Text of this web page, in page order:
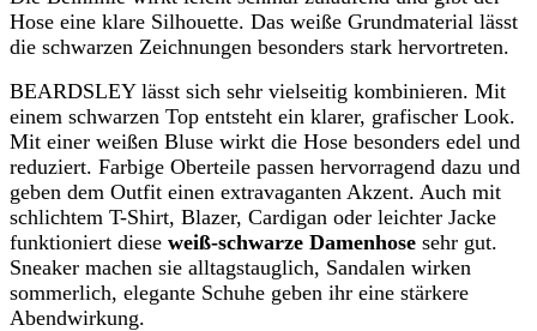
Hose eine klare Silhouette. Das weiße Grundmaterial lässt
die schwarzen Zeichnungen besonders stark hervortreten.
BEARDSLEY lässt sich sehr vielseitig kombinieren. Mit
einem schwarzen Top entsteht ein klarer, grafischer Look.
Mit einer weißen Bluse wirkt die Hose besonders edel und
reduziert. Farbige Oberteile passen hervorragend dazu und
geben dem Outfit einen extravaganten Akzent. Auch mit
schlichtem T-Shirt, Blazer, Cardigan oder leichter Jacke
funktioniert diese weiß-schwarze Damenhose sehr gut.
Sneaker machen sie alltagstauglich, Sandalen wirken
sommerlich, elegante Schuhe geben ihr eine stärkere
Abendwirkung.